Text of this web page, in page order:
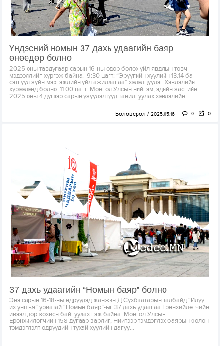
Үндэсний номын 37 дахь удаагийн баяр
өнөөдөр болно
2025 оны тавдугаар сарын 16-ны өдөр болох үйл явдлын товч
мэдээллийг хүргэж байна. 9:30 цагт: “Эрүүгийн хуулийн 13.14 ба
сэтгүүл зүйн мэргэжлийн үйл ажиллагаа” хэлэлцүүлэг Хэвлэлийн
хүрээлэнд болно. 11:00 цагт: Монгол Улсын нийгэм, эдийн засгийн
2025 оны 4 дүгээр сарын үзүүлэлтүүд танилцуулах хэвлэлийн...
Боловсрол 2025.05.16 0 0
37 дахь удаагийн “Номын баяр” болно
Энэ сарын 16-18-ны өдрүүдэд жанжин Д.Сүхбаатарын талбайд “Илүү
их уншья” уриатай “Номын баяр”-ыг 37 дахь удаагаа Ерөнхийлөгчийн
ивээл дор зохион байгуулах гэж байна. Монгол Улсын
Ерөнхийлөгчийн 158 дугаар зарлиг, Нийтээр тэмдэглэх баярын болон
тэмдэглэлт өдрүүдийн тухай хуулийн дагуу...